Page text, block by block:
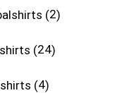
2
24
4